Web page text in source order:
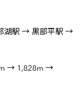
湖駅 → 黒部平駅 →
→ 1,828m →